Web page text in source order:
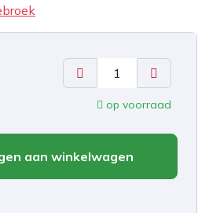
op voorraad
aan winkelwagen